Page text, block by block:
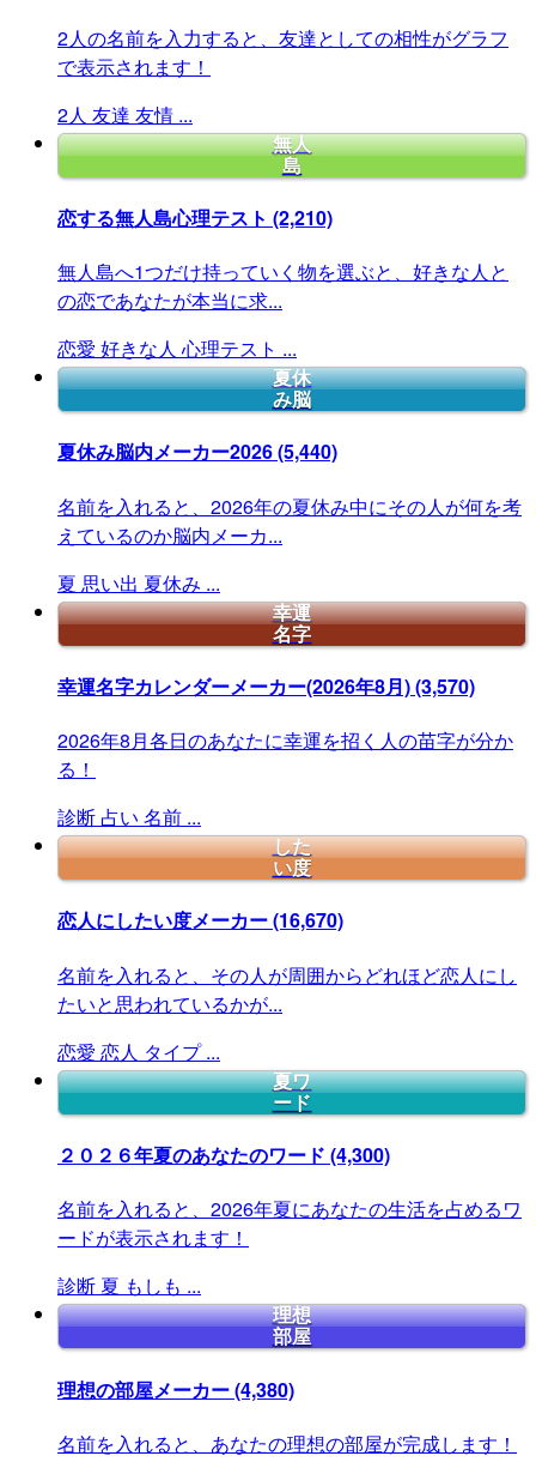
2人の名前を入力すると、友達としての相性がグラフ
で表示されます！
2人 友達 友情 ...
無人
島
恋する無人島心理テスト (2,210)
無人島へ1つだけ持っていく物を選ぶと、好きな人と
の恋であなたが本当に求...
恋愛 好きな人 心理テスト ...
夏休
み脳
夏休み脳内メーカー2026(5,440)
名前を入れると、2026年の夏休み中にその人が何を考
えているのか脳内メーカ...
夏 思い出 夏休み ...
幸運
名字
幸運名字カレンダーメーカー(2026年8月)(3,570)
2026年8月各日のあなたに幸運を招く人の苗字が分か
る！
診断 占い 名前 ...
した
い度
恋人にしたい度メーカー(16,670)
名前を入れると、その人が周囲からどれほど恋人にし
たいと思われているかが...
恋愛 恋人 タイプ ...
夏ワ
ード
２０２６年夏のあなたのワード (4,300)
名前を入れると、2026年夏にあなたの生活を占めるワ
ードが表示されます！
診断 夏 もしも ...
理想
部屋
理想の部屋メーカー(4,380)
名前を入れると、あなたの理想の部屋が完成します！